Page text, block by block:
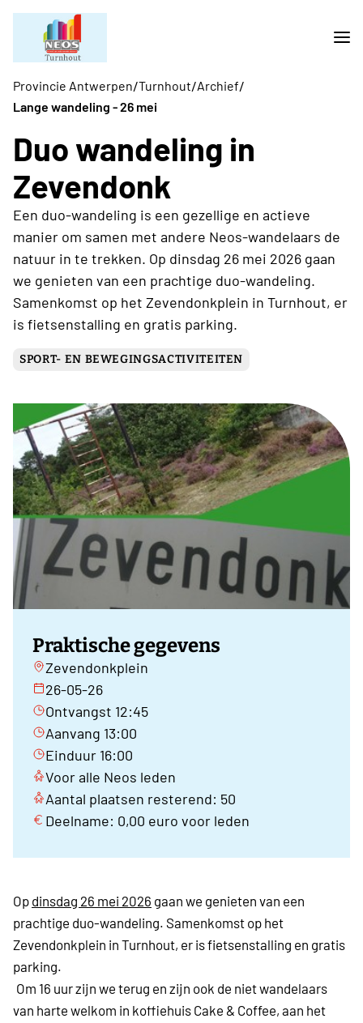
Provincie Antwerpen/Turnhout/Archief/
Lange wandeling - 26 mei
Duo wandeling in
Zevendonk
Een duo-wandeling is een gezellige en actieve
manier om samen met andere Neos-wandelaars de
natuur in te trekken. Op dinsdag 26 mei 2026 gaan
we genieten van een prachtige duo-wandeling.
Samenkomst op het Zevendonkplein in Turnhout, er
is fietsenstalling en gratis parking.
SPORT- EN BEWEGINGSACTIVITEITEN
Praktische gegevens
Zevendonkplein
26-05-26
Ontvangst 12:45
Aanvang 13:00
Einduur 16:00
Voor alle Neos leden
Aantal plaatsen resterend: 50
Deelname: 0,00 euro voor leden
Op dinsdag 26 mei 2026 gaan we genieten van een
prachtige duo-wandeling. Samenkomst op het
Zevendonkplein in Turnhout, er is fietsenstalling en gratis
parking.
Om 16 uur zijn we terug en zijn ook de niet wandelaars
van harte welkom in koffiehuis Cake & Coffee, aan het